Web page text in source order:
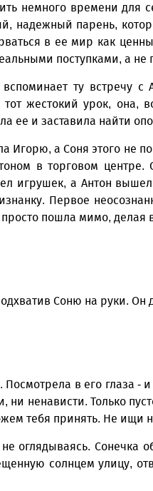
немного времени для
надежный парень,
в ее мир как
поступками, а
ту встречу
тот жестокий урок, она,
ее и заставила найти
Игорю, а Соня этого не
в торговом
игрушек, а Антон
Первое
пошла мимо, делая
Соню на руки. Он
Посмотрела в его глаза -
ненависти. Только
тебя принять. Не ищи
оглядываясь. Сонечка
солнцем улицу,